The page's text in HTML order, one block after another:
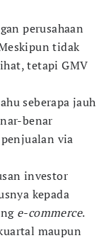
perusahaan
tidak
tetapi GMV
seberapa jauh
benar
via
investor
kepada
e-commerce.
maupun